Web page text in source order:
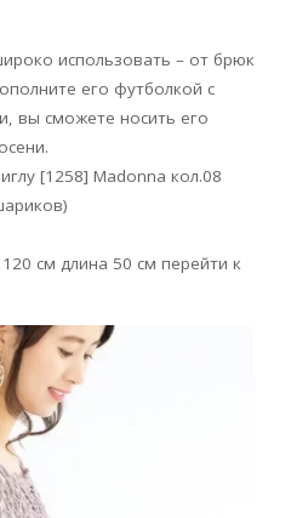
использовать – от брюк
его футболкой с
вы сможете носить его
[1258] Madonna кол.08
см длина 50 см перейти к